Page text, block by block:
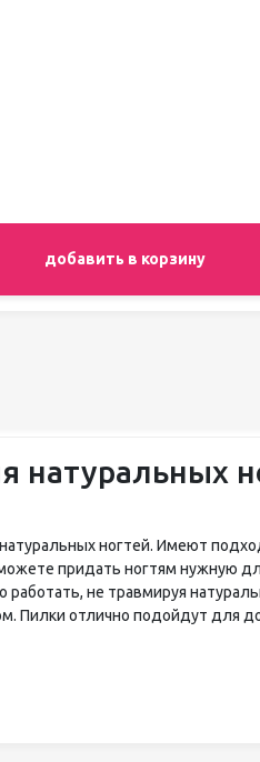
и
добавить в корзину
натуральных
ногтей. Имеют
придать ногтям нужную
не травмируя
Пилки отлично подойдут для